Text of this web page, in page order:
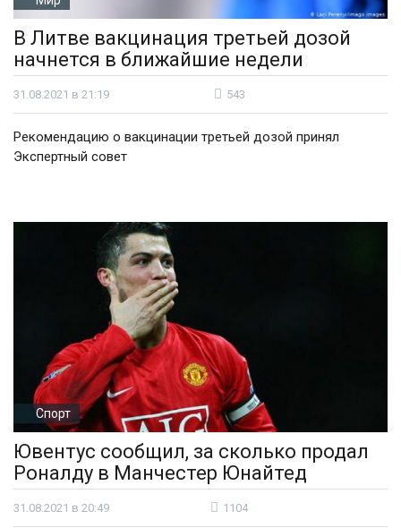
В Литве вакцинация третьей дозой
начнется в ближайшие недели
31.08.2021 в 21:19 543
Рекомендацию о вакцинации третьей дозой принял
Экспертный совет
Спорт
Ювентус сообщил, за сколько продал
Роналду в Манчестер Юнайтед
31.08.2021 в 20:49 1104